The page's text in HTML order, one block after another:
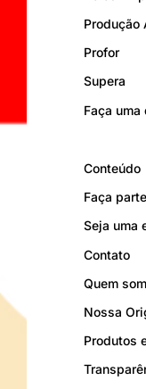
Produção
Profor
Supera
Faça uma
Conteúdo
Faça parte
Seja uma
Contato
Quem
Nossa
Produtos